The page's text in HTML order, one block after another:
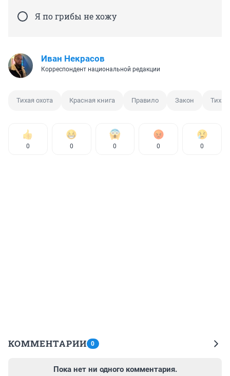
Я по грибы не хожу
Иван Некрасов
Корреспондент национальной редакции
Тихая охота Красная книга Правило Закон Тихая
0 0 0 0 0
КОММЕНТАРИИ 0
Пока нет ни одного комментария.